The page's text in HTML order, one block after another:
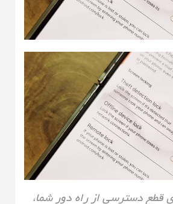
قطع دسترسی از راه دور شما،